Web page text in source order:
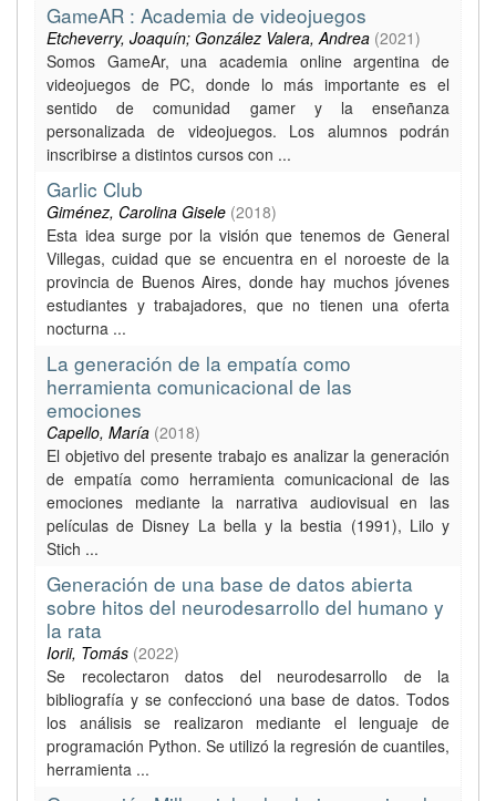
GameAR : Academia de videojuegos
Etcheverry, Joaquín; González Valera, Andrea (2021)
Somos GameAr, una academia online argentina de
videojuegos de PC, donde lo más importante es el
sentido de comunidad gamer y la enseñanza
personalizada de videojuegos. Los alumnos podrán
inscribirse a distintos cursos con ...
Garlic Club
Giménez, Carolina Gisele (2018)
Esta idea surge por la visión que tenemos de General
Villegas, cuidad que se encuentra en el noroeste de la
provincia de Buenos Aires, donde hay muchos jóvenes
estudiantes y trabajadores, que no tienen una oferta
nocturna ...
La generación de la empatía como
herramienta comunicacional de las
emociones
Capello, María (2018)
El objetivo del presente trabajo es analizar la generación
de empatía como herramienta comunicacional de las
emociones mediante la narrativa audiovisual en las
películas de Disney La bella y la bestia (1991), Lilo y
Stich ...
Generación de una base de datos abierta
sobre hitos del neurodesarrollo del humano y
la rata
Iorii, Tomás (2022)
Se recolectaron datos del neurodesarrollo de la
bibliografía y se confeccionó una base de datos. Todos
los análisis se realizaron mediante el lenguaje de
programación Python. Se utilizó la regresión de cuantiles,
herramienta ...